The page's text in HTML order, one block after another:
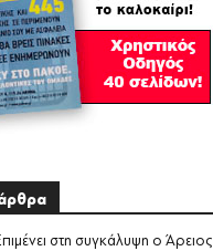
στη συγκάλυψη ο